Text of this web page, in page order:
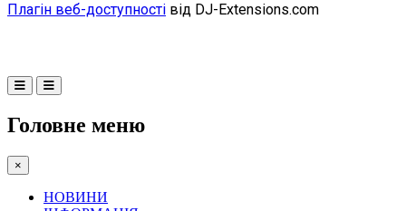
Плагін веб-доступності від DJ-Extensions.com
Головне меню
×
НОВИНИ